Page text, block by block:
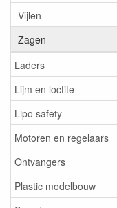
Vijlen
Zagen
Laders
Lijm en loctite
Lipo safety
Motoren en regelaars
Ontvangers
Plastic modelbouw